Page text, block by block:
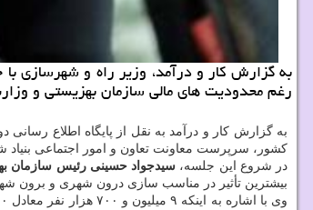
به گزارش کار و درآمد، وزیر راه و شهرسازی
رغم محدودیت های مالی سازمان بهزیستی و
به گزارش کار و درآمد به نقل از پایگاه اطلاع
کشور، سرپرست معاونت تعاون و امور اجتماعی بنیاد
در شروع این جلسه، سیدجواد حسینی رئیس سازمان
بیشترین تأثیر در مناسب سازی درون شهری و برون